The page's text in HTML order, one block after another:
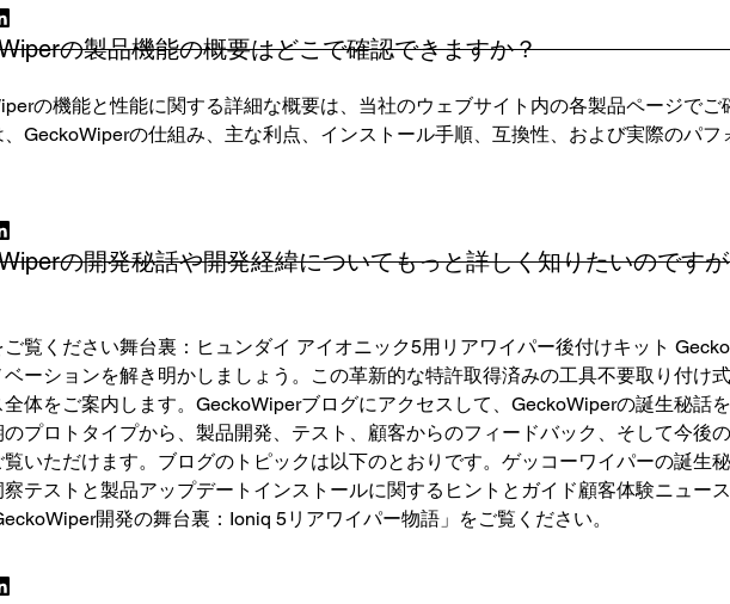
の製品機能の概要はどこで確認できますか？
の機能と性能に関する詳細な概要は、当社のウェブサイト内の各製品ページで
、GeckoWiperの仕組み、主な利点、インストール手順、互換性、および実際のパ
の開発秘話や開発経緯についてもっと詳しく知りたいのです
ご覧ください舞台裏：ヒュンダイ アイオニック5用リアワイパー後付けキット
ベーションを解き明かしましょう。この革新的な特許取得済みの工具不要取り付け
全体をご案内します。GeckoWiperブログにアクセスして、GeckoWiperの誕生秘話
のプロトタイプから、製品開発、テスト、顧客からのフィードバック、そして今後
いただけます。ブログのトピックは以下のとおりです。ゲッコーワイパーの誕生
テストと製品アップデートインストールに関するヒントとガイド顧客体験ニュー
開発の舞台裏：Ioniq 5リアワイパー物語」をご覧ください。